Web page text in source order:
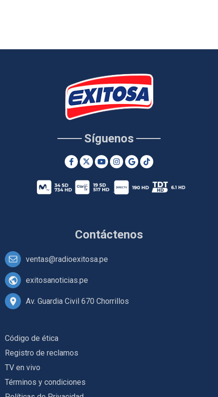
Contáctenos
ventas@radioexitosa.pe
exitosanoticias.pe
Av. Guardia Civil 670 Chorrillos
Síguenos
Código de ética
Registro de reclamos
TV en vivo
Términos y condiciones